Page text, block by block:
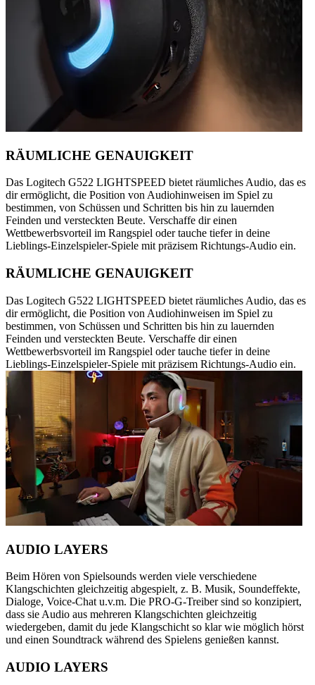
RÄUMLICHE GENAUIGKEIT
Das Logitech G522 LIGHTSPEED bietet räumliches Audio, das es
dir ermöglicht, die Position von Audiohinweisen im Spiel zu
bestimmen, von Schüssen und Schritten bis hin zu lauernden
Feinden und versteckten Beute. Verschaffe dir einen
Wettbewerbsvorteil im Rangspiel oder tauche tiefer in deine
Lieblings-Einzelspieler-Spiele mit präzisem Richtungs-Audio ein.
RÄUMLICHE GENAUIGKEIT
Das Logitech G522 LIGHTSPEED bietet räumliches Audio, das es
dir ermöglicht, die Position von Audiohinweisen im Spiel zu
bestimmen, von Schüssen und Schritten bis hin zu lauernden
Feinden und versteckten Beute. Verschaffe dir einen
Wettbewerbsvorteil im Rangspiel oder tauche tiefer in deine
Lieblings-Einzelspieler-Spiele mit präzisem Richtungs-Audio ein.
AUDIO LAYERS
Beim Hören von Spielsounds werden viele verschiedene
Klangschichten gleichzeitig abgespielt, z. B. Musik, Soundeffekte,
Dialoge, Voice-Chat u.v.m. Die PRO-G-Treiber sind so konzipiert,
dass sie Audio aus mehreren Klangschichten gleichzeitig
wiedergeben, damit du jede Klangschicht so klar wie möglich hörst
und einen Soundtrack während des Spielens genießen kannst.
AUDIO LAYERS